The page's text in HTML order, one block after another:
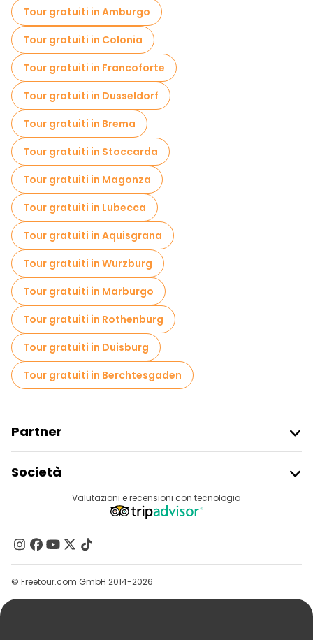
Tour gratuiti in Amburgo
Tour gratuiti in Colonia
Tour gratuiti in Francoforte
Tour gratuiti in Dusseldorf
Tour gratuiti in Brema
Tour gratuiti in Stoccarda
Tour gratuiti in Magonza
Tour gratuiti in Lubecca
Tour gratuiti in Aquisgrana
Tour gratuiti in Wurzburg
Tour gratuiti in Marburgo
Tour gratuiti in Rothenburg
Tour gratuiti in Duisburg
Tour gratuiti in Berchtesgaden
Partner
Accesso Del Fornitore
Programma Di Affiliazione
Società
Destinazioni
Contattaci
Gruppi
Aiuto
Valutazioni e recensioni con tecnologia
© Freetour.com GmbH 2014-2026